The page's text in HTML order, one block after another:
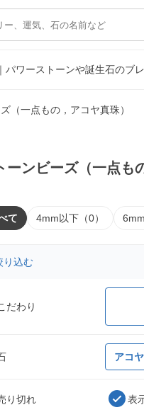
ワーストーンや誕生石のブ
（一点もの，アコヤ真珠）
ーンビーズ（一点も
て 4mm以下（0）
り込む
だわり
アコ
り切れ 表